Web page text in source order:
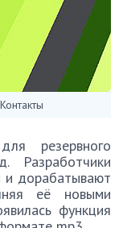
резервного
Разработчики
и дорабатывают
её новыми
функция